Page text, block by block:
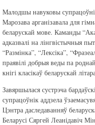
Малодшы навуковы супрацоўнік
Марозава арганізавала для
беларускай мове. Каманды
адказвалі на лінгвістычныя
“Размінка”, “Лексіка”,
праявілі добрыя веды па
кнігі класікаў беларускай
Завяршылася сустрэча
супрацоўнік аддзела
Цэнтра даследаванняў
Беларусі Сяргей Леанідавіч